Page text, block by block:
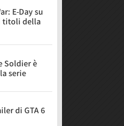
E-Day su
titoli della
Soldier è
serie
di GTA 6